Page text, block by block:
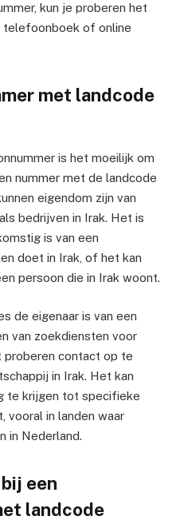
kun je proberen het
telefoonboek of online
met landcode
is het moeilijk om
nummer met de landcode
eigendom zijn van
bedrijven in Irak. Het is
is van een
doet in Irak, of het kan
persoon die in Irak woont.
de eigenaar is van een
van zoekdiensten voor
contact op te
in Irak. Het kan
te krijgen tot specifieke
vooral in landen waar
in Nederland.
een
landcode